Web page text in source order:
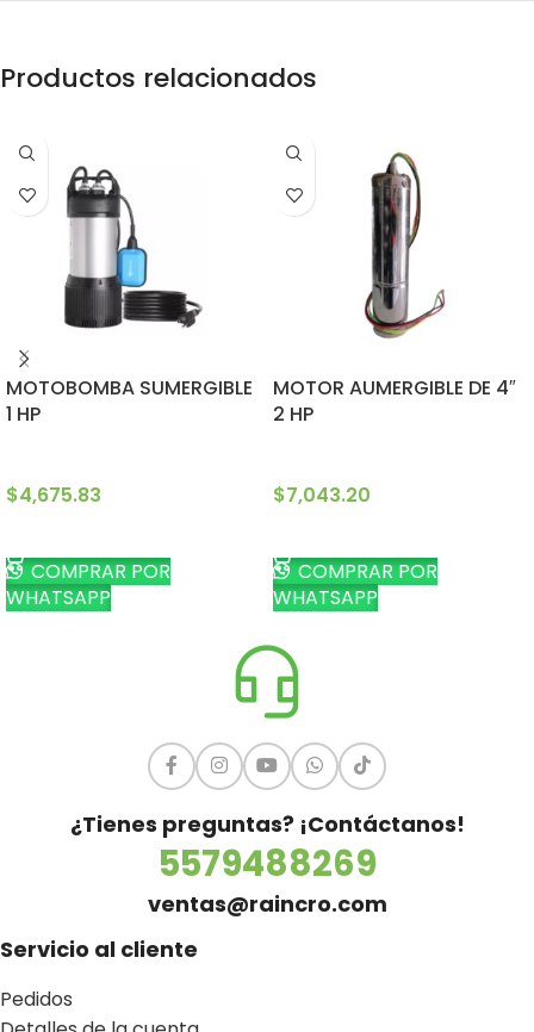
Productos relacionados
MOTOBOMBA SUMERGIBLE
1 HP
$4,675.83
COMPRAR POR
WHATSAPP
MOTOR AUMERGIBLE DE 4″
2 HP
$7,043.20
COMPRAR POR
WHATSAPP
¿Tienes preguntas? ¡Contáctanos!
5579488269
ventas@raincro.com
Servicio al cliente
Pedidos